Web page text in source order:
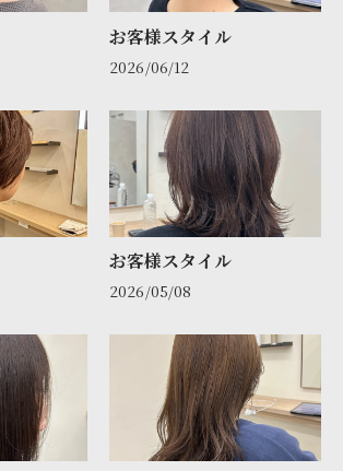
お客様スタイル
2026/06/12
お客様スタイル
2026/05/08